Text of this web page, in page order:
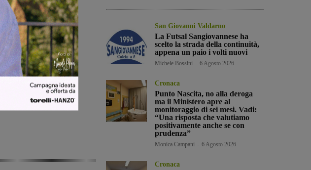
San Giovanni Valdarno
La Futsal Sangiovannese ha
scelto la strada della continuità,
appena un paio i volti nuovi
Michele Bossini 6 Agosto 2026
Cronaca
Punto Nascita, no alla deroga
ma il Ministero apre al
monitoraggio di sei mesi. Vadi:
“Una risposta che valutiamo
positivamente anche se con
prudenza”
Monica Campani 6 Agosto 2026
Cronaca